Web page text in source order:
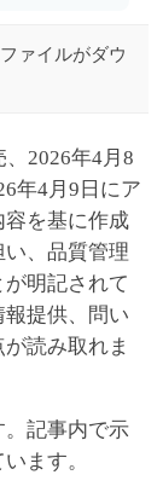
ァイルがダウ
2026年4月8
年4月9日にア
を基に作成
、品質管理
明記されて
提供、問い
読み取れま
記事内で示
ます。